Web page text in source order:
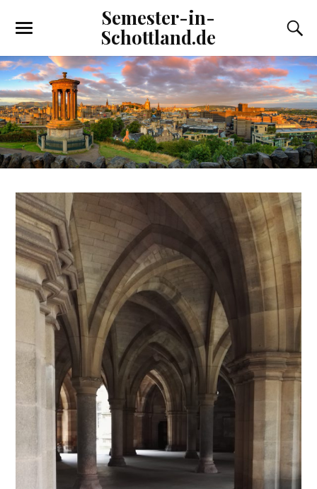
Semester-in-
Schottland.de